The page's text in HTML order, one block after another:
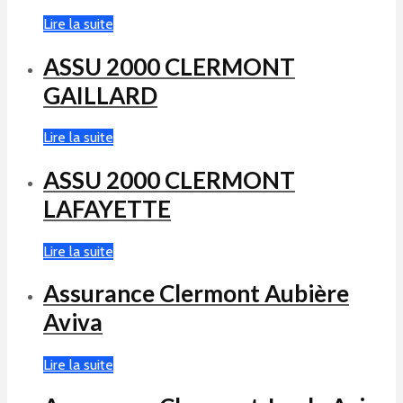
Lire la suite
ASSU 2000 CLERMONT
GAILLARD
Lire la suite
ASSU 2000 CLERMONT
LAFAYETTE
Lire la suite
Assurance Clermont Aubière
Aviva
Lire la suite